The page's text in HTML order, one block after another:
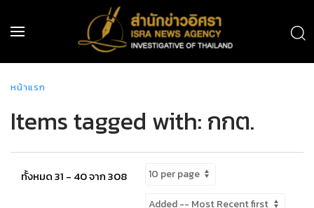
หน้าแรก
Items tagged with: กกต.
ทั้งหมด 31 - 40 จาก 308